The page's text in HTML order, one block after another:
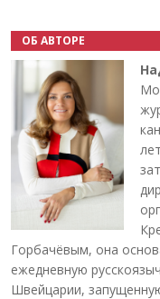
ОБ АВТОРЕ
Горбачёвым, она
ежедневную
Швейцарии,